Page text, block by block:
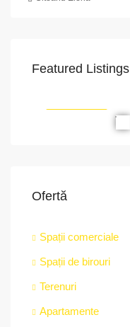
Featured Listings
Ofertă
Spații comerciale
Spații de birouri
Terenuri
Apartamente